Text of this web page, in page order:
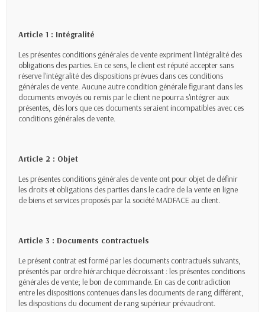
Article 1 : Intégralité
Les présentes conditions générales de vente expriment l'intégralité des
obligations des parties. En ce sens, le client est réputé accepter sans
réserve l'intégralité des dispositions prévues dans ces conditions
générales de vente. Aucune autre condition générale figurant dans les
documents envoyés ou remis par le client ne pourra s'intégrer aux
présentes, dès lors que ces documents seraient incompatibles avec ces
conditions générales de vente.
Article 2 : Objet
Les présentes conditions générales de vente ont pour objet de définir
les droits et obligations des parties dans le cadre de la vente en ligne
de biens et services proposés par la société MADFACE au client.
Article 3 : Documents contractuels
Le présent contrat est formé par les documents contractuels suivants,
présentés par ordre hiérarchique décroissant : les présentes conditions
générales de vente; le bon de commande. En cas de contradiction
entre les dispositions contenues dans les documents de rang différent,
les dispositions du document de rang supérieur prévaudront.